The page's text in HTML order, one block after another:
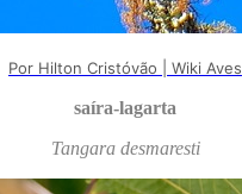
Por Hilton Cristóvão | Wiki Aves
saíra-lagarta
Tangara desmaresti